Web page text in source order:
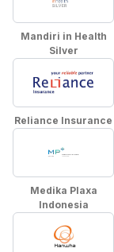
Mandiri in Health
Silver
Reliance Insurance
Medika Plaxa
Indonesia